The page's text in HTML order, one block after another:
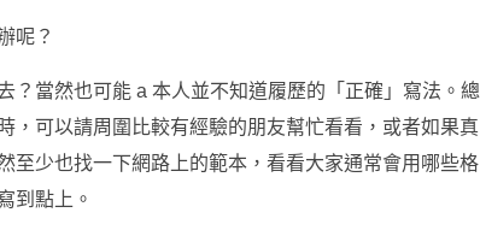
呢？
？當然也可能 a 本人並不知道履歷的「正確」寫法。總
，可以請周圍比較有經驗的朋友幫忙看看，或者如果真
至少也找一下網路上的範本，看看大家通常會用哪些格
到點上。